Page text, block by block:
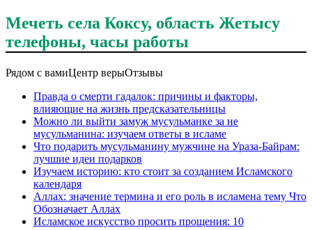
Мечеть села Коксу, область Жетысу
телефоны, часы работы
Рядом с вамиЦентр верыОтзывы
Правда о смерти гадалок: причины и факторы,
влияющие на жизнь предсказательницы
Можно ли выйти замуж мусульманке за не
мусульманина: изучаем ответы в исламе
Что подарить мусульманину мужчине на Ураза-Байрам:
лучшие идеи подарков
Изучаем историю: кто стоит за созданием Исламского
календаря
Аллах: значение термина и его роль в исламена тему Что
Обозначает Аллах
Исламское искусство просить прощения: 10